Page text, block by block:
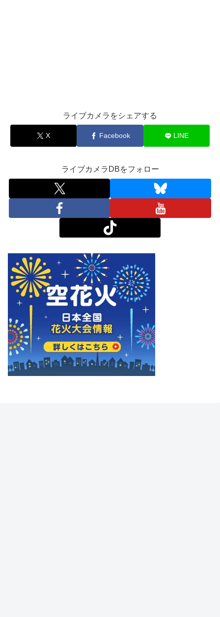
ライブカメラをシェアする
X Facebook LINE
ライブカメラDBをフォロー